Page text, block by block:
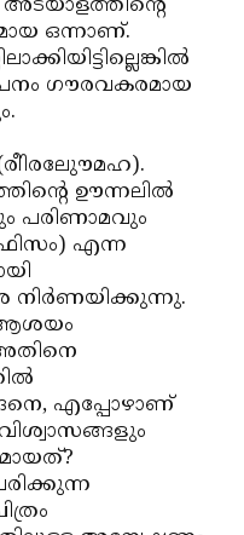
ഒന്നാണ്.
ഗൗരവകരമായ
ഊന്നലില്‍
പരിണാമവും
എന്ന
നിര്‍ണയിക്കുന്നു.
എപ്പോഴാണ്